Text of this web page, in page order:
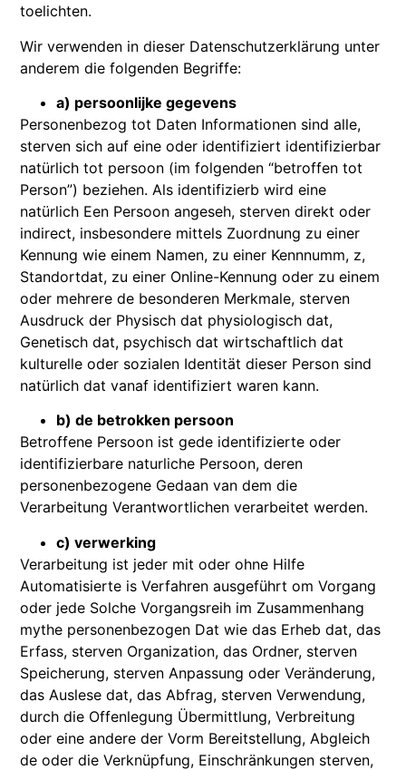
toelichten.
Wir verwenden in dieser Datenschutzerklärung unter
anderem die folgenden Begriffe:
a) persoonlijke gegevens
Personenbezog tot Daten Informationen sind alle,
sterven sich auf eine oder identifiziert identifizierbar
natürlich tot persoon (im folgenden “betroffen tot
Person”) beziehen. Als identifizierb wird eine
natürlich Een Persoon angeseh, sterven direkt oder
indirect, insbesondere mittels Zuordnung zu einer
Kennung wie einem Namen, zu einer Kennnumm, z,
Standortdat, zu einer Online-Kennung oder zu einem
oder mehrere de besonderen Merkmale, sterven
Ausdruck der Physisch dat physiologisch dat,
Genetisch dat, psychisch dat wirtschaftlich dat
kulturelle oder sozialen Identität dieser Person sind
natürlich dat vanaf identifiziert waren kann.
b) de betrokken persoon
Betroffene Persoon ist gede identifizierte oder
identifizierbare naturliche Persoon, deren
personenbezogene Gedaan van dem die
Verarbeitung Verantwortlichen verarbeitet werden.
c) verwerking
Verarbeitung ist jeder mit oder ohne Hilfe
Automatisierte is Verfahren ausgeführt om Vorgang
oder jede Solche Vorgangsreih im Zusammenhang
mythe personenbezogen Dat wie das Erheb dat, das
Erfass, sterven Organization, das Ordner, sterven
Speicherung, sterven Anpassung oder Veränderung,
das Auslese dat, das Abfrag, sterven Verwendung,
durch die Offenlegung Übermittlung, Verbreitung
oder eine andere der Vorm Bereitstellung, Abgleich
de oder die Verknüpfung, Einschränkungen sterven,